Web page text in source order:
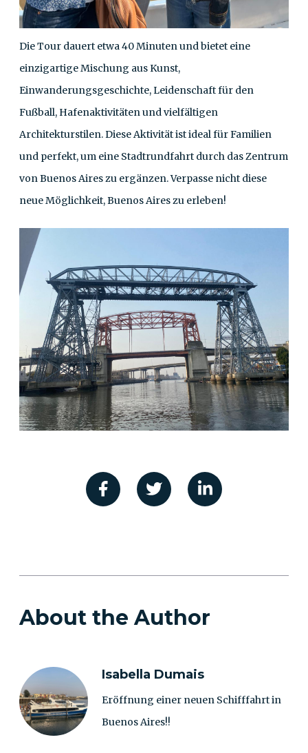
Die Tour dauert etwa 40 Minuten und bietet eine
einzigartige Mischung aus Kunst,
Einwanderungsgeschichte, Leidenschaft für den
Fußball, Hafenaktivitäten und vielfältigen
Architekturstilen. Diese Aktivität ist ideal für Familien
und perfekt, um eine Stadtrundfahrt durch das Zentrum
von Buenos Aires zu ergänzen. Verpasse nicht diese
neue Möglichkeit, Buenos Aires zu erleben!
About the Author
Isabella Dumais
Eröffnung einer neuen Schifffahrt in
Buenos Aires!!